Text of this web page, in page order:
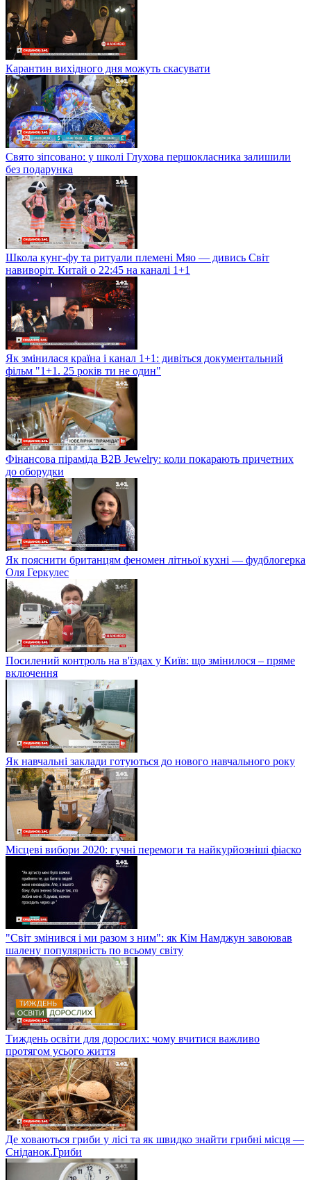
Карантин вихідного дня можуть скасувати
Свято зіпсовано: у школі Глухова першокласника залишили
без подарунка
Школа кунг-фу та ритуали племені Мяо — дивись Світ
навиворіт. Китай о 22:45 на каналі 1+1
Як змінилася країна і канал 1+1: дивіться документальний
фільм "1+1. 25 років ти не один"
Фінансова піраміда B2B Jewelry: коли покарають причетних
до оборудки
Як пояснити британцям феномен літньої кухні — фудблогерка
Оля Геркулес
Посилений контроль на в'їздах у Київ: що змінилося – пряме
включення
Як навчальні заклади готуються до нового навчального року
Місцеві вибори 2020: гучні перемоги та найкурйозніші фіаско
"Світ змінився і ми разом з ним": як Кім Намджун завоював
шалену популярність по всьому світу
Тиждень освіти для дорослих: чому вчитися важливо
протягом усього життя
Де ховаються гриби у лісі та як швидко знайти грибні місця —
Сніданок.Гриби